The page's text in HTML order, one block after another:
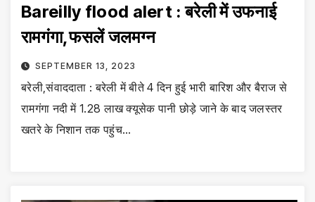
Bareilly flood alert : बरेली में उफनाई
रामगंगा,फसलें जलमग्न
SEPTEMBER 13, 2023
बरेली,संवाददाता : बरेली में बीते 4 दिन हुई भारी बारिश और बैराज से
रामगंगा नदी में 1.28 लाख क्यूसेक पानी छोड़े जाने के बाद जलस्तर
खतरे के निशान तक पहुंच…